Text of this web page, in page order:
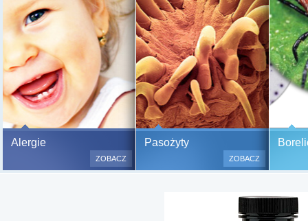
Alergie
Bezbolesne testy alergiczne
500 alergenów oraz zabiegi
odczulające.
(bez nakłuwania i nacinania,
bardzo ważne w przypadku
ZOBACZ
Pasożyty
ZOBACZ